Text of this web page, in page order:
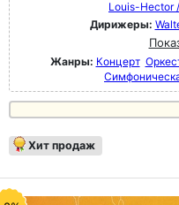
Louis-Hector
Дирижеры:
Жанры: Концерт
Хит продаж